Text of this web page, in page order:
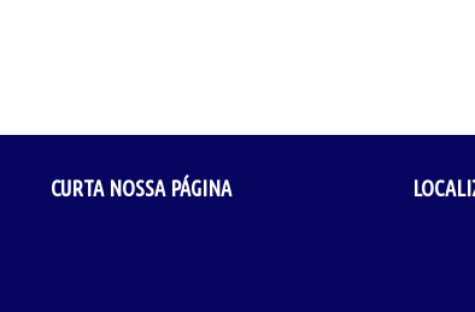
CURTA NOSSA PÁGINA